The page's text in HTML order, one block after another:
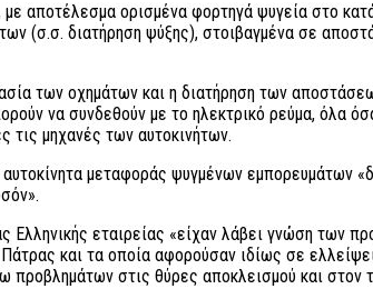
αποτέλεσμα ορισμένα φορτηγά ψυγεία στο
(σ.σ. διατήρηση ψύξης), στοιβαγμένα σε
των οχημάτων και η διατήρηση των
να συνδεθούν με το ηλεκτρικό ρεύμα, όλα
τις μηχανές των αυτοκινήτων.
μεταφοράς ψυγμένων εμπορευμάτων
εταιρείας «είχαν λάβει γνώση των
και τα οποία αφορούσαν ιδίως σε
προβλημάτων στις θύρες αποκλεισμού και